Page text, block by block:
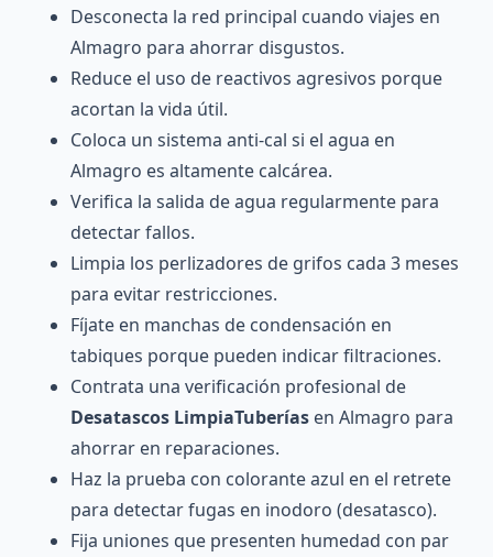
Desconecta la red principal cuando viajes en
Almagro para ahorrar disgustos.
Reduce el uso de reactivos agresivos porque
acortan la vida útil.
Coloca un sistema anti-cal si el agua en
Almagro es altamente calcárea.
Verifica la salida de agua regularmente para
detectar fallos.
Limpia los perlizadores de grifos cada 3 meses
para evitar restricciones.
Fíjate en manchas de condensación en
tabiques porque pueden indicar filtraciones.
Contrata una verificación profesional de
Desatascos LimpiaTuberías en Almagro para
ahorrar en reparaciones.
Haz la prueba con colorante azul en el retrete
para detectar fugas en inodoro (desatasco).
Fija uniones que presenten humedad con par